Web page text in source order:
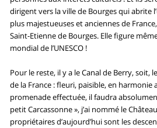
dirigent vers la ville de Bourges qui abrite
plus majestueuses et anciennes de
Saint-Etienne de Bourges. Elle figure
mondial de l’UNESCO !
Pour le reste, il y a le Canal de Berry, soit,
de la France : fleuri, paisible, en harmonie
promenade effectuée, il faudra
petit Carcassonne », j’ai nommé le
propriétaires d’aujourd’hui sont les